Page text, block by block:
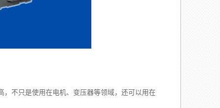
不只是使用在电机、变压器等领域，还可以用在